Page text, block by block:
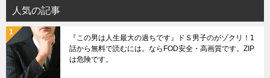
人気の記事
『この男は人生最大の過ちです』ドＳ男子のがゾクリ！1
話から無料で読むには。ならFOD安全・高画質です。ZIP
は危険です。